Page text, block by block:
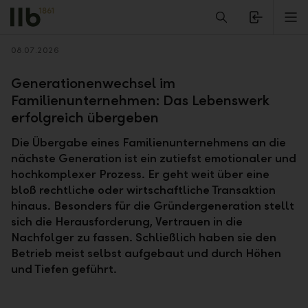
Alerts.Headline
Zurück
08.07.2026
Generationenwechsel im
Familienunternehmen: Das Lebenswerk
erfolgreich übergeben
Die Übergabe eines Familienunternehmens an die
nächste Generation ist ein zutiefst emotionaler und
hochkomplexer Prozess. Er geht weit über eine
bloß rechtliche oder wirtschaftliche Transaktion
hinaus. Besonders für die Gründergeneration stellt
sich die Herausforderung, Vertrauen in die
Nachfolger zu fassen. Schließlich haben sie den
Betrieb meist selbst aufgebaut und durch Höhen
und Tiefen geführt.